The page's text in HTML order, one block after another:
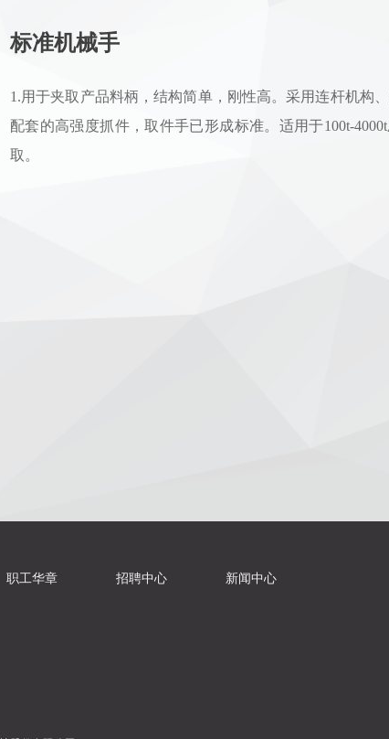
标准机械手
1.用于夹取产品料柄，结构简单，刚性高。采用连杆机构
配套的高强度抓件，取件手已形成标准。适用于100t-
取。
职工华章 招聘中心 新闻中心